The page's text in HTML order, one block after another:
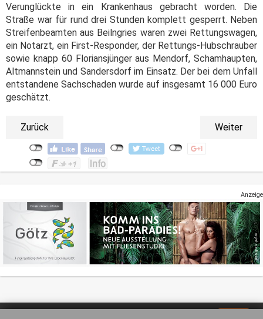
Verunglückte in ein Krankenhaus gebracht worden. Die
Straße war für rund drei Stunden komplett gesperrt. Neben
Streifenbeamten aus Beilngries waren zwei Rettungswagen,
ein Notarzt, ein First-Responder, der Rettungs-Hubschrauber
sowie knapp 60 Floriansjünger aus Mendorf, Schamhaupten,
Altmannstein und Sandersdorf im Einsatz. Der bei dem Unfall
entstandene Sachschaden wurde auf insgesamt 16 000 Euro
geschätzt.
Zurück Weiter
Anzeige